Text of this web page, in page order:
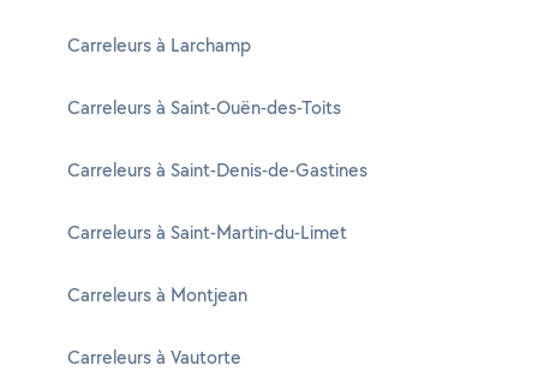
Carreleurs à Larchamp
Carreleurs à Saint-Ouën-des-Toits
Carreleurs à Saint-Denis-de-Gastines
Carreleurs à Saint-Martin-du-Limet
Carreleurs à Montjean
Carreleurs à Vautorte